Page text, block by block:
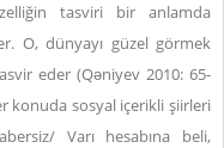
tasviri bir anlamda
O, dünyayı güzel görmek
eder (Qəniyev 2010: 65-
konuda sosyal içerikli şiirleri
Varı hesabına beli,